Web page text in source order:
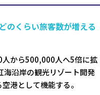
のくらい旅客数が増える
から500,000人へ5倍に拡
沿岸の観光リゾート開発
港として機能する。